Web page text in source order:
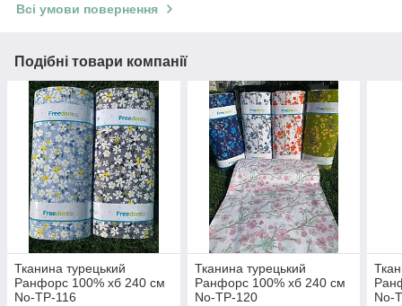
Всі умови повернення
Подібні товари компанії
Тканина турецький
Ранфорс 100% хб 240 см
No-TP-116
Тканина турецький
Ранфорс 100% хб 240 см
No-TP-120
No-